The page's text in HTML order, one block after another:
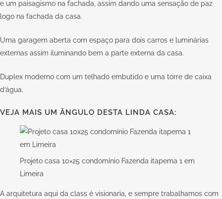
e um paisagismo na fachada, assim dando uma sensação de paz
logo na fachada da casa.
Uma garagem aberta com espaço para dois carros e luminárias
externas assim iluminando bem a parte externa da casa.
Duplex moderno com um telhado embutido e uma torre de caixa
d’água.
VEJA MAIS UM ÂNGULO DESTA LINDA CASA:
Projeto casa 10×25 condomínio Fazenda itapema 1 em
Limeira
A arquitetura aqui da class é visionaria, e sempre trabalhamos com